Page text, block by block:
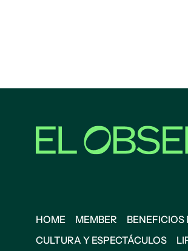
HOME MEMBER BENEFICIOS
CULTURA Y ESPECTÁCULOS